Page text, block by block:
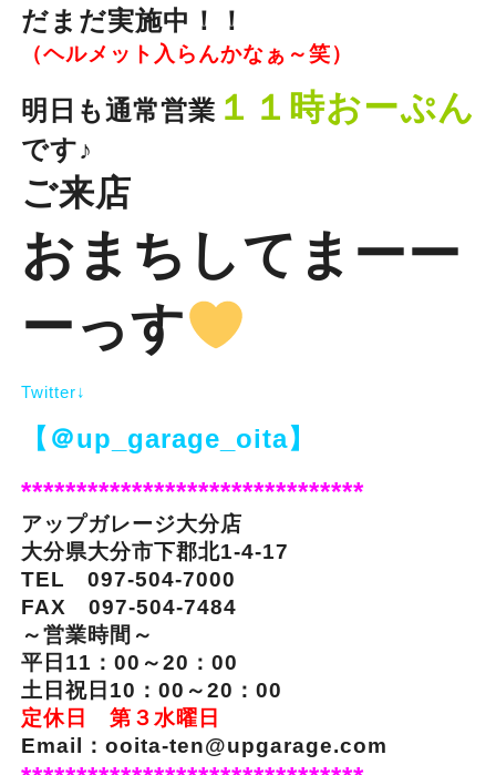
だまだ実施中！！
（ヘルメット入らんかなぁ～笑）
明日も通常営業 １１時おーぷん
です♪
ご来店
おまちしてまーー
ーっす
Twitter↓
【＠up_garage_oita】
*******************************
アップガレージ大分店
大分県大分市下郡北1-4-17
TEL 097-504-7000
FAX 097-504-7484
～営業時間～
平日11：00～20：00
土日祝日10：00～20：00
定休日 第３水曜日
Email：ooita-ten@upgarage.com